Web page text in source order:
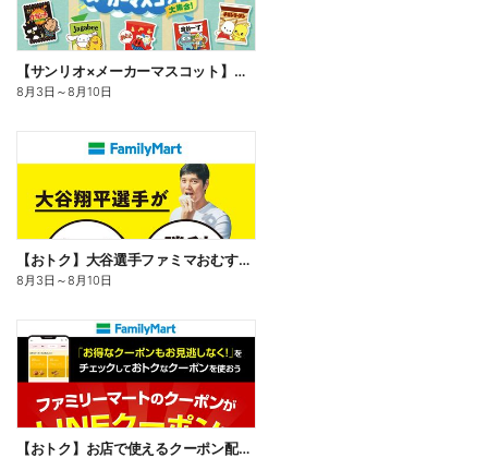
【サンリオ×メーカーマスコット】オリジナルグッズ貰える!
8月3日 ～8月10日
【おトク】大谷選手ファミマおむすび割
8月3日 ～8月10日
【おトク】お店で使えるクーポン配信中